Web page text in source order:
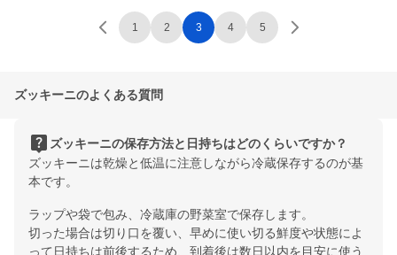
1 2 3 4 5
ズッキーニのよくある質問
live_help ズッキーニの保存方法と日持ちはどのくらいですか？
ズッキーニは乾燥と低温に注意しながら冷蔵保存するのが基
本です。
ラップや袋で包み、冷蔵庫の野菜室で保存します。
切った場合は切り口を覆い、早めに使い切る鮮度や状態によ
って日持ちは前後するため、到着後は数日以内を目安に使う